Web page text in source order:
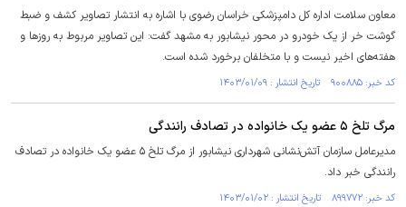
معاون سلامت اداره کل دامپزشکی خراسان رضوی با اشاره به انتشار تصاویر کشف و ضبط
گوشت خر از یک خودرو در محور نیشابور به مشهد گفت: این تصاویر مربوط به روز‌ها و
هفته‌های اخیر نیست و با متخلفان برخورد شده است.
کد خبر: ۹۰۰۸۸۵ تاریخ انتشار : ۱۴۰۳/۰۱/۰۹
مرگ تلخ ۵ عضو یک خانواده در تصادف رانندگی
مدیرعامل سازمان آتش‌نشانی شهرداری نیشابور از مرگ تلخ ۵ عضو یک خانواده در تصادف
رانندگی خبر داد.
کد خبر: ۸۹۹۷۷۲ تاریخ انتشار : ۱۴۰۳/۰۱/۰۲